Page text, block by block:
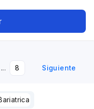
hipotiroidismo,
... 8 Siguiente